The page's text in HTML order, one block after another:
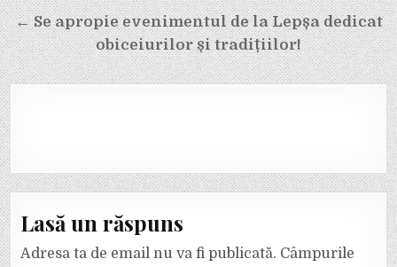
← Se apropie evenimentul de la Lepșa dedicat
obiceiurilor și tradițiilor!
Lasă un răspuns
Adresa ta de email nu va fi publicată. Câmpurile